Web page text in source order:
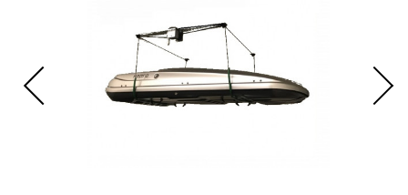
Previous Next